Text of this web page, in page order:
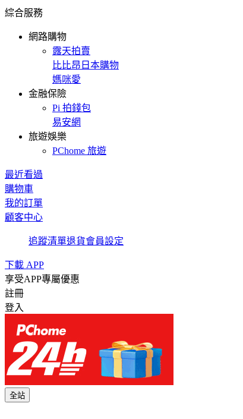
綜合服務
網路購物
露天拍賣
比比昂日本購物
媽咪愛
金融保險
Pi 拍錢包
易安網
旅遊娛樂
PChome 旅遊
最近看過
購物車
我的訂單
顧客中心
追蹤清單退貨會員設定
下載 APP
享受APP專屬優惠
註冊
登入
全站